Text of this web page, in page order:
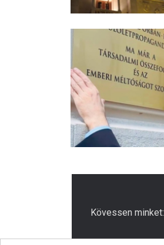
Kövessen minket: